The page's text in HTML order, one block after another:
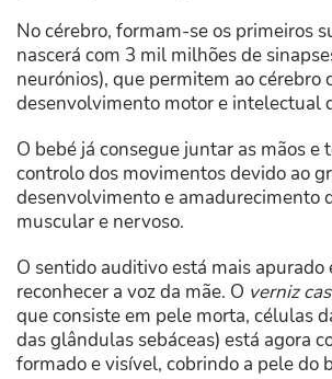
No cérebro, formam-se os primeiros
nascerá com 3 mil milhões de
neurónios), que permitem ao cérebro
desenvolvimento motor e intelectual
O bebé já consegue juntar as mãos e
controlo dos movimentos devido ao
desenvolvimento e amadurecimento
muscular e nervoso.
O sentido auditivo está mais apurado
reconhecer a voz da mãe. O verniz
que consiste em pele morta, células
das glândulas sebáceas) está agora
formado e visível, cobrindo a pele do